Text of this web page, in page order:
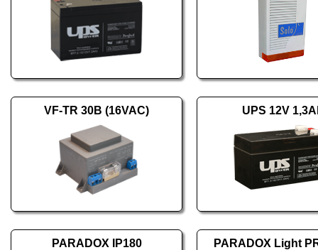
VF-TR 30B (16VAC) UPS 12V
PARADOX IP180 PARADOX Light